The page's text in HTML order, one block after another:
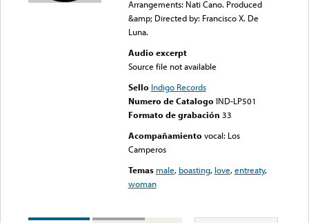
Arrangements: Nati Cano. Produced
&amp; Directed by: Francisco X. De
Luna.
Audio excerpt
Source file not available
Sello Indigo Records
Numero de Catalogo IND-LP501
Formato de grabación 33
Acompañamiento vocal: Los
Camperos
Temas male, boasting, love,entreaty,
woman